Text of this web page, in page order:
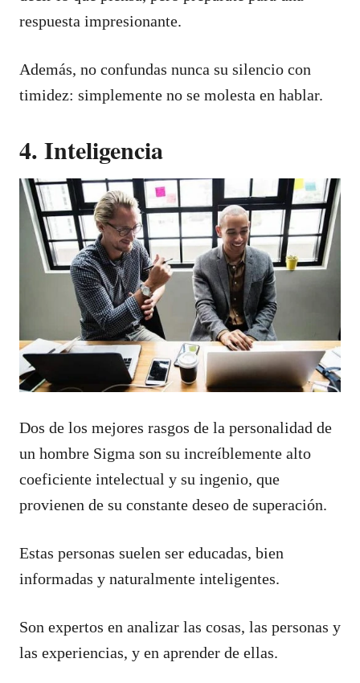
respuesta impresionante.
Además, no confundas nunca su silencio con
timidez: simplemente no se molesta en hablar.
4. Inteligencia
Dos de los mejores rasgos de la personalidad de
un hombre Sigma son su increíblemente alto
coeficiente intelectual y su ingenio, que
provienen de su constante deseo de superación.
Estas personas suelen ser educadas, bien
informadas y naturalmente inteligentes.
Son expertos en analizar las cosas, las personas y
las experiencias, y en aprender de ellas.